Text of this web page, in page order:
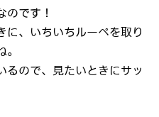
のです！
に、いちいちルーペを取り
るので、見たいときにサッ